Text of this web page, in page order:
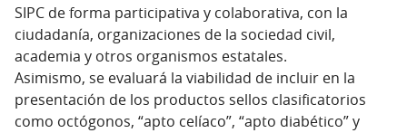
SIPC de forma participativa y colaborativa, con la
ciudadanía, organizaciones de la sociedad civil,
academia y otros organismos estatales.
Asimismo, se evaluará la viabilidad de incluir en la
presentación de los productos sellos clasificatorios
como octógonos, “apto celíaco”, “apto diabético” y